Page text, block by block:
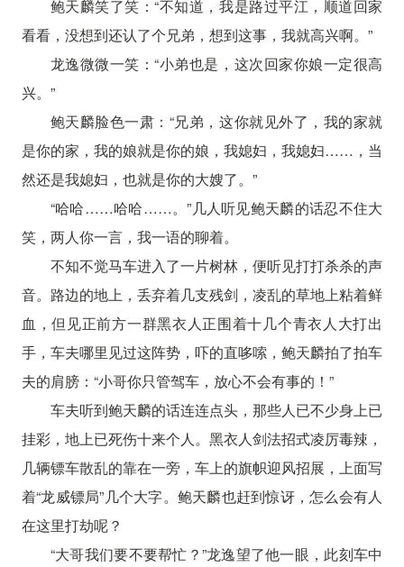
鲍天麟笑了笑：“不知道，我是路过平江，顺道回家
看看，没想到还认了个兄弟，想到这事，我就高兴啊。”
龙逸微微一笑：“小弟也是，这次回家你娘一定很高
兴。”
鲍天麟脸色一肃：“兄弟，这你就见外了，我的家就
是你的家，我的娘就是你的娘，我媳妇，我媳妇……，当
然还是我媳妇，也就是你的大嫂了。”
“哈哈……哈哈……。”几人听见鲍天麟的话忍不住大
笑，两人你一言，我一语的聊着。
不知不觉马车进入了一片树林，便听见打打杀杀的声
音。路边的地上，丢弃着几支残剑，凌乱的草地上粘着鲜
血，但见正前方一群黑衣人正围着十几个青衣人大打出
手，车夫哪里见过这阵势，吓的直哆嗦，鲍天麟拍了拍车
夫的肩膀：“小哥你只管驾车，放心不会有事的！”
车夫听到鲍天麟的话连连点头，那些人已不少身上已
挂彩，地上已死伤十来个人。黑衣人剑法招式凌厉毒辣，
几辆镖车散乱的靠在一旁，车上的旗帜迎风招展，上面写
着“龙威镖局”几个大字。鲍天麟也赶到惊讶，怎么会有人
在这里打劫呢？
“大哥我们要不要帮忙？”龙逸望了他一眼，此刻车中